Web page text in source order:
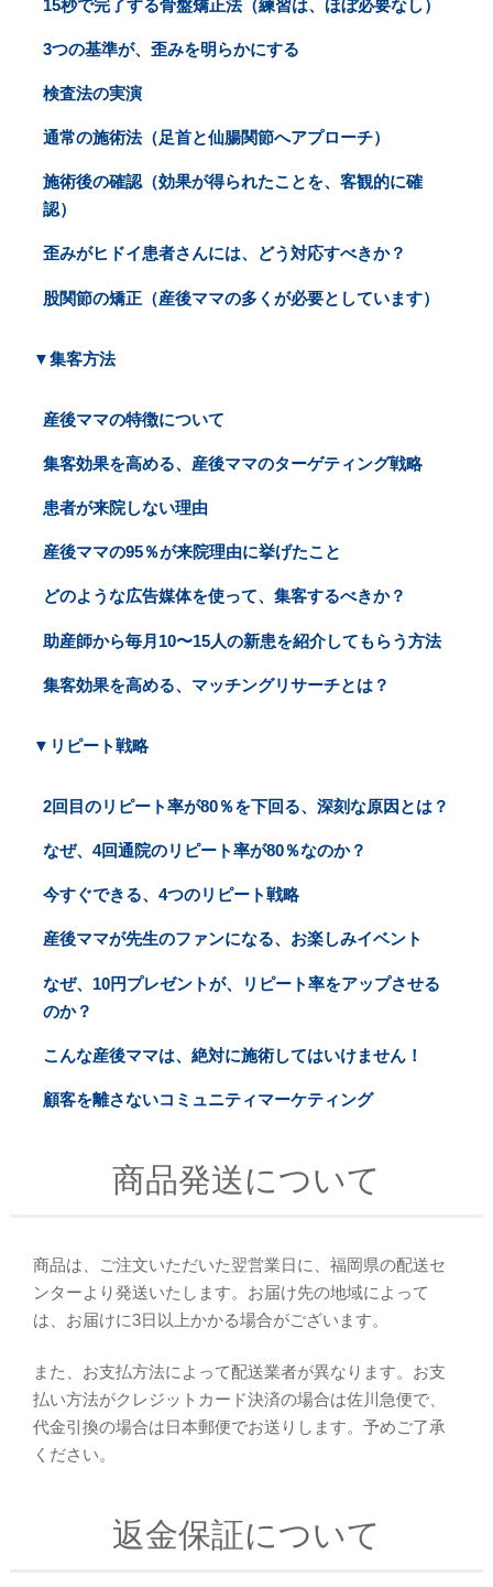
15秒で完了する骨盤矯正法（練習は、ほぼ必要なし）
3つの基準が、歪みを明らかにする
検査法の実演
通常の施術法（足首と仙腸関節へアプローチ）
施術後の確認（効果が得られたことを、客観的に確
認）
歪みがヒドイ患者さんには、どう対応すべきか？
股関節の矯正（産後ママの多くが必要としています）
▼集客方法
産後ママの特徴について
集客効果を高める、産後ママのターゲティング戦略
患者が来院しない理由
産後ママの95％が来院理由に挙げたこと
どのような広告媒体を使って、集客するべきか？
助産師から毎月10〜15人の新患を紹介してもらう方法
集客効果を高める、マッチングリサーチとは？
▼リピート戦略
2回目のリピート率が80％を下回る、深刻な原因とは？
なぜ、4回通院のリピート率が80％なのか？
今すぐできる、4つのリピート戦略
産後ママが先生のファンになる、お楽しみイベント
なぜ、10円プレゼントが、リピート率をアップさせる
のか？
こんな産後ママは、絶対に施術してはいけません！
顧客を離さないコミュニティマーケティング
商品発送について
商品は、ご注文いただいた翌営業日に、福岡県の配送セ
ンターより発送いたします。お届け先の地域によって
は、お届けに3日以上かかる場合がございます。
また、お支払方法によって配送業者が異なります。お支
払い方法がクレジットカード決済の場合は佐川急便で、
代金引換の場合は日本郵便でお送りします。予めご了承
ください。
返金保証について